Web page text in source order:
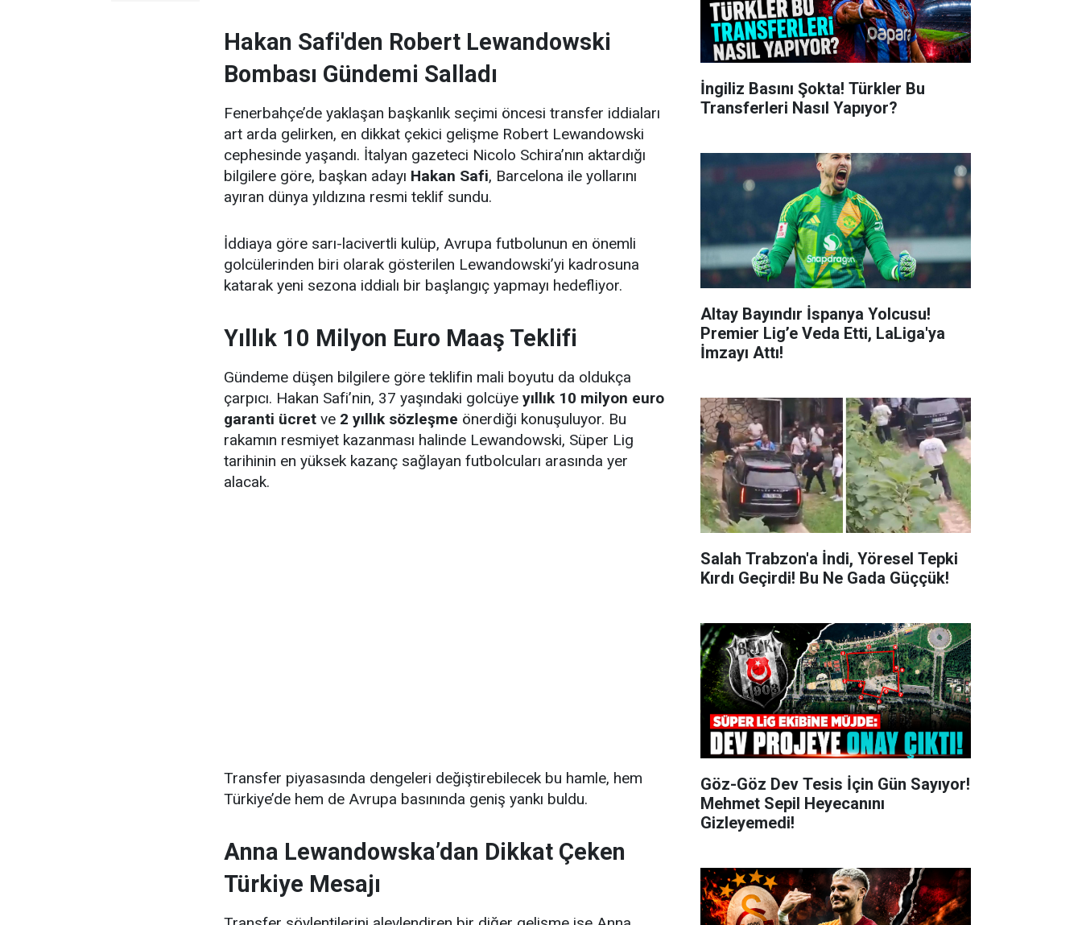
Hakan Safi'den Robert Lewandowski
Bombası Gündemi Salladı
Fenerbahçe’de yaklaşan başkanlık seçimi öncesi transfer iddiaları
art arda gelirken, en dikkat çekici gelişme Robert Lewandowski
cephesinde yaşandı. İtalyan gazeteci Nicolo Schira’nın aktardığı
bilgilere göre, başkan adayı Hakan Safi, Barcelona ile yollarını
ayıran dünya yıldızına resmi teklif sundu.
İddiaya göre sarı-lacivertli kulüp, Avrupa futbolunun en önemli
golcülerinden biri olarak gösterilen Lewandowski’yi kadrosuna
katarak yeni sezona iddialı bir başlangıç yapmayı hedefliyor.
Yıllık 10 Milyon Euro Maaş Teklifi
Gündeme düşen bilgilere göre teklifin mali boyutu da oldukça
çarpıcı. Hakan Safi’nin, 37 yaşındaki golcüye yıllık 10 milyon euro
garanti ücret ve 2 yıllık sözleşme önerdiği konuşuluyor. Bu
rakamın resmiyet kazanması halinde Lewandowski, Süper Lig
tarihinin en yüksek kazanç sağlayan futbolcuları arasında yer
alacak.
Transfer piyasasında dengeleri değiştirebilecek bu hamle, hem
Türkiye’de hem de Avrupa basınında geniş yankı buldu.
Anna Lewandowska’dan Dikkat Çeken
Türkiye Mesajı
İngiliz Basını Şokta! Türkler Bu
Transferleri Nasıl Yapıyor?
Altay Bayındır İspanya Yolcusu!
Premier Lig’e Veda Etti, LaLiga'ya
İmzayı Attı!
Salah Trabzon'a İndi, Yöresel Tepki
Kırdı Geçirdi! Bu Ne Gada Güççük!
Göz-Göz Dev Tesis İçin Gün Sayıyor!
Mehmet Sepil Heyecanını
Gizleyemedi!